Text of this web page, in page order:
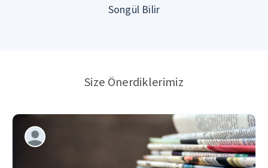
Songül Bilir
Size Önerdiklerimiz